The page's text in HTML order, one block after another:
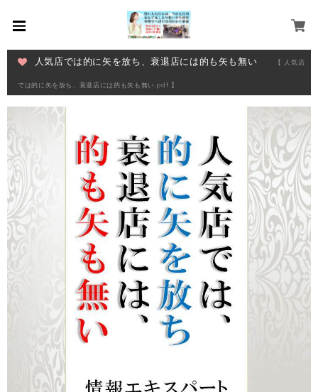
人気店では的に矢を放ち、衰退店には的も矢も無い 【 人気店
では的に矢を放ち、衰退店には的も矢も無い.pdf 】